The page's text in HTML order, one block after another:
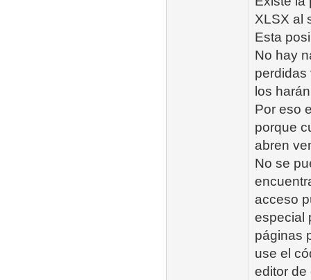
XLSX al
Esta
No hay
perdidas
los
Por eso
porque
abren
No se
acceso
especial
páginas
use el
editor de